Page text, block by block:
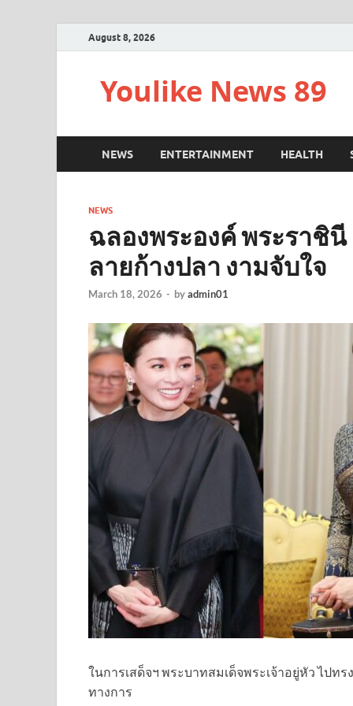
August 8, 2026
Youlike News 89
NEWS ENTERTAINMENT HEALTH
NEWS
ฉลองพระองค์ พระราชิ
ลายก้างปลา งามจับใจ
March 18, 2026 - byadmin01
ในการเสด็จฯ พระบาทสมเด็จพระเจ้าอยู่หัว ไป
ทางการ